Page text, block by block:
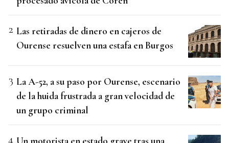
Las retiradas de dinero en cajeros de
Ourense resuelven una estafa en Burgos
La A-52, a su paso por Ourense, escenario
de la huida frustrada a gran velocidad de
un grupo criminal